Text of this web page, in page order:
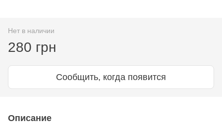
Нет в наличии
280 грн
Сообщить, когда появится
Описание